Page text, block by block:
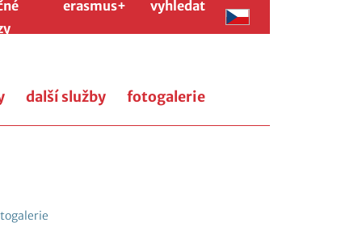
erasmus+ vyhledat
další služby fotogalerie